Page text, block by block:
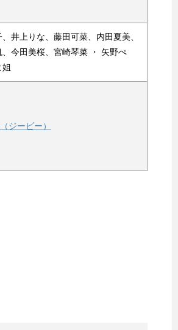
井上りな、藤田可菜、内田夏美、
、今田美桜、宮崎琴菜 ・ 矢野ぺ
ジービー）